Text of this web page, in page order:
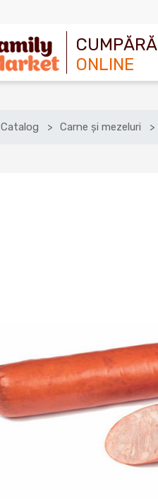
CUMPĂRĂ
ONLINE
Catalog Carne și mezeluri